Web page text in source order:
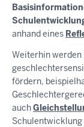
anhand eines
Weiterhin werden
fördern,
auch
Schulentwicklung